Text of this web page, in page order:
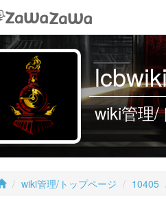
wiki管理
wiki管理/トップページ 10405